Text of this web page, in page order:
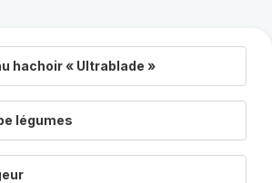
hachoir « Ultrablade »
légumes